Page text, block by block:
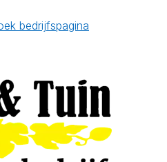
bedrijfspagina